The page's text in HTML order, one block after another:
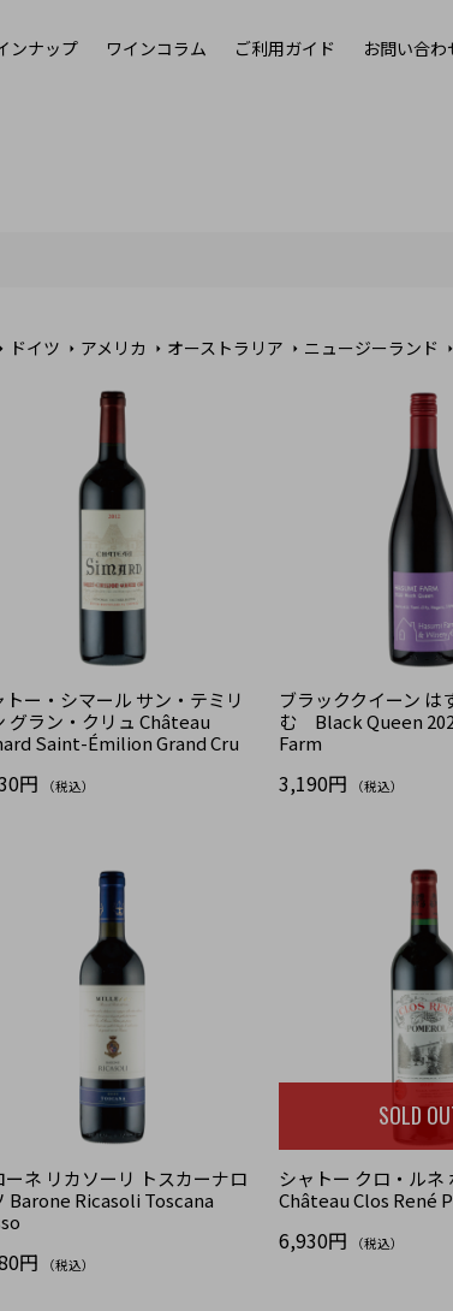
ンナップ ワインコラム ご利用ガイド お問い合わ
ドイツ アメリカ オーストラリア ニュージーランド
トー・シマール サン・テミリ
グラン・クリュ Château
Saint-Émilion Grand Cru
円 （税込）
ブラッククイーン は
む Black Queen
Farm
3,190円 （税込）
ーネ リカソーリ トスカーナロ
Barone Ricasoli Toscana
円 （税込）
SOLD
シャトー クロ・ルネ
Château Clos René
6,930円 （税込）